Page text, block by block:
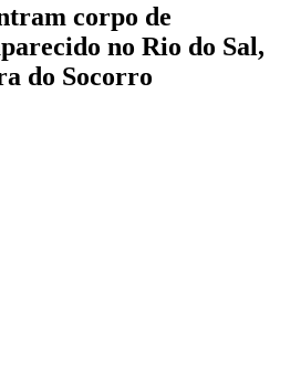
corpo de
no Rio do Sal,
do Socorro